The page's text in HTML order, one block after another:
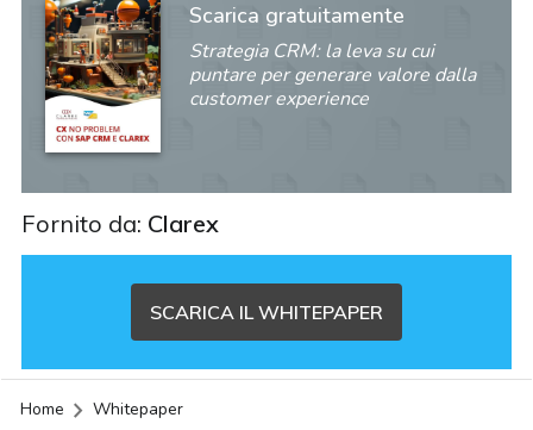
Scarica gratuitamente
Strategia CRM: la leva su cui
puntare per generare valore dalla
customer experience
Fornito da: Clarex
SCARICA IL WHITEPAPER
Home Whitepaper